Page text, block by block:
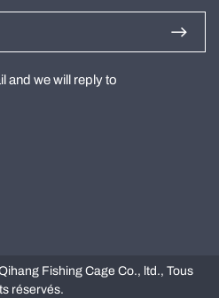
and we will reply to
Fishing Cage Co., ltd., Tous
réservés.